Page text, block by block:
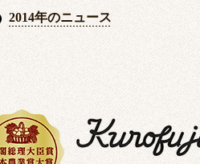
2014年のニュース